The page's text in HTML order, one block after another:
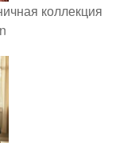
коллекция